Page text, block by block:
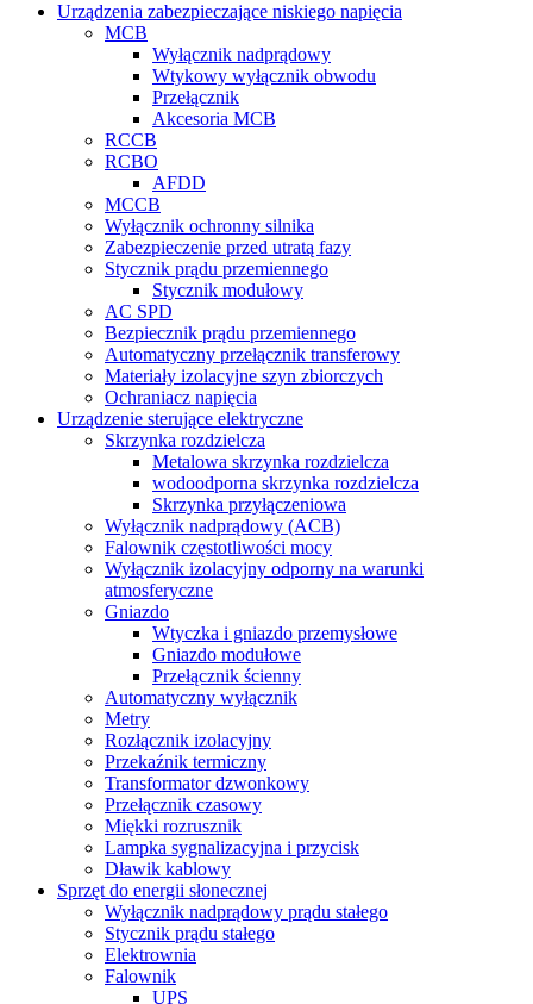
Urządzenia zabezpieczające niskiego napięcia
MCB
Wyłącznik nadprądowy
Wtykowy wyłącznik obwodu
Przełącznik
Akcesoria MCB
RCCB
RCBO
AFDD
MCCB
Wyłącznik ochronny silnika
Zabezpieczenie przed utratą fazy
Stycznik prądu przemiennego
Stycznik modułowy
AC SPD
Bezpiecznik prądu przemiennego
Automatyczny przełącznik transferowy
Materiały izolacyjne szyn zbiorczych
Ochraniacz napięcia
Urządzenie sterujące elektryczne
Skrzynka rozdzielcza
Metalowa skrzynka rozdzielcza
wodoodporna skrzynka rozdzielcza
Skrzynka przyłączeniowa
Wyłącznik nadprądowy (ACB)
Falownik częstotliwości mocy
Wyłącznik izolacyjny odporny na warunki
atmosferyczne
Gniazdo
Wtyczka i gniazdo przemysłowe
Gniazdo modułowe
Przełącznik ścienny
Automatyczny wyłącznik
Metry
Rozłącznik izolacyjny
Przekaźnik termiczny
Transformator dzwonkowy
Przełącznik czasowy
Miękki rozrusznik
Lampka sygnalizacyjna i przycisk
Dławik kablowy
Sprzęt do energii słonecznej
Wyłącznik nadprądowy prądu stałego
Stycznik prądu stałego
Elektrownia
Falownik
UPS